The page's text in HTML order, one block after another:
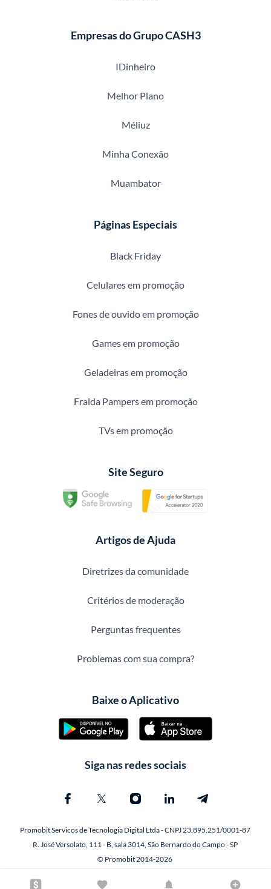
Empresas do Grupo CASH3
IDinheiro
Melhor Plano
Méliuz
Minha Conexão
Muambator
Páginas Especiais
Black Friday
Celulares em promoção
Fones de ouvido em promoção
Games em promoção
Geladeiras em promoção
Fralda Pampers em promoção
TVs em promoção
Site Seguro
Artigos de Ajuda
Diretrizes da comunidade
Critérios de moderação
Perguntas frequentes
Problemas com sua compra?
Baixe o Aplicativo
Siga nas redes sociais
Promobit Servicos de Tecnologia Digital Ltda - CNPJ 23.895.251/0001-87
R. José Versolato, 111 - B, sala 3014, São Bernardo do Campo - SP
© Promobit 2014-2026